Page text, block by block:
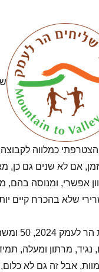
כמלווה
אם לא שנים גם כן,
אפשרי, ומנוסה
שלא בהכרח קיים
לקראת
נגיד, מרתון ומעלה,